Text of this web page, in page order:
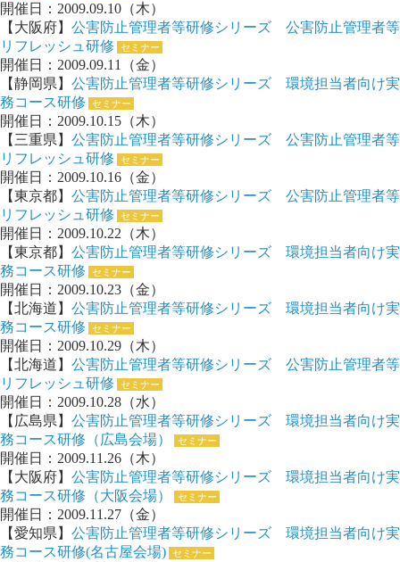
開催日：2009.09.10（木）
【大阪府】 公害防止管理者等研修シリーズ 公害防止管理者等
リフレッシュ研修
セミナー
開催日：2009.09.11（金）
【静岡県】 公害防止管理者等研修シリーズ 環境担当者向け実
務コース研修
セミナー
開催日：2009.10.15（木）
【三重県】 公害防止管理者等研修シリーズ 公害防止管理者等
リフレッシュ研修
セミナー
開催日：2009.10.16（金）
【東京都】 公害防止管理者等研修シリーズ 公害防止管理者等
リフレッシュ研修
セミナー
開催日：2009.10.22（木）
【東京都】 公害防止管理者等研修シリーズ 環境担当者向け実
務コース研修
セミナー
開催日：2009.10.23（金）
【北海道】 公害防止管理者等研修シリーズ 環境担当者向け実
務コース研修
セミナー
開催日：2009.10.29（木）
【北海道】 公害防止管理者等研修シリーズ 公害防止管理者等
リフレッシュ研修
セミナー
開催日：2009.10.28（水）
【広島県】 公害防止管理者等研修シリーズ 環境担当者向け実
務コース研修（広島会場）
セミナー
開催日：2009.11.26（木）
【大阪府】 公害防止管理者等研修シリーズ 環境担当者向け実
務コース研修（大阪会場）
セミナー
開催日：2009.11.27（金）
【愛知県】 公害防止管理者等研修シリーズ 環境担当者向け実
務コース研修(名古屋会場) セミナー